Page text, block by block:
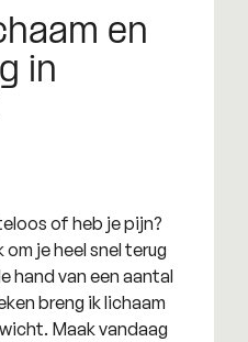
en
in
of heb je pijn?
je heel snel terug
hand van een aantal
breng ik lichaam
Maak vandaag